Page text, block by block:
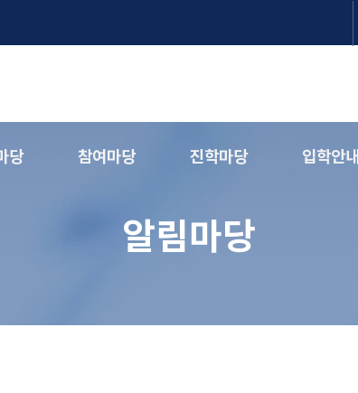
당 참여마당 진학마당 입학안내
알림마당